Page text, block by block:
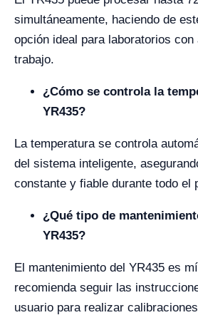
simultáneamente, haciendo de
opción ideal para laboratorios
trabajo.
¿Cómo se controla la
YR435?
La temperatura se controla
del sistema inteligente,
constante y fiable durante todo el
¿Qué tipo de
YR435?
El mantenimiento del YR435 es
recomienda seguir las
usuario para realizar